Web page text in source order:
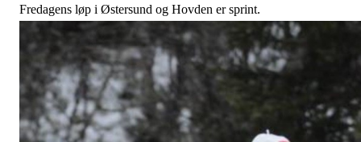
Fredagens løp i Østersund og Hovden er sprint.